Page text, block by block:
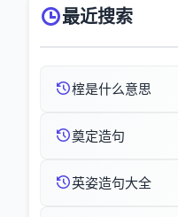
最近搜索
榁是什么意思
奠定造句
英姿造句大全